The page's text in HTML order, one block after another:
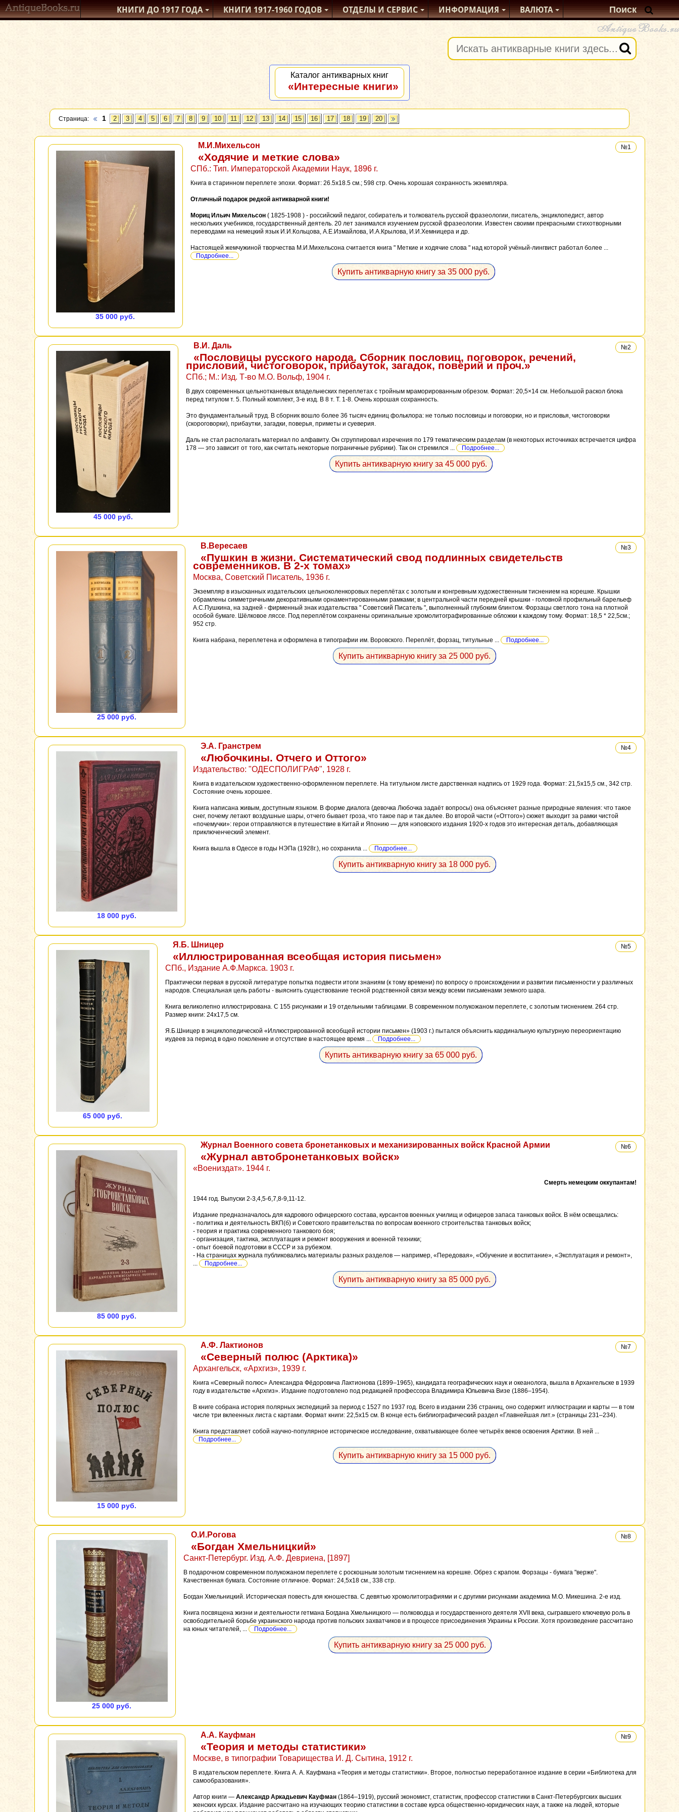
КНИГИ ДО 1917ГОДА КНИГИ1917-1960ГОДОВ ОТДЕЛЫИ СЕРВИС ИНФОРМАЦИЯ ВАЛЮТА
Каталог антикварных книг
«Интересные книги»
Страница: 1 2 3 4 5 6 7 8 9 10 11 12 13 14 15 16 17 18 19 20
№1
35 000 руб.
М.И.Михельсон
«Ходячие и меткие слова»
СПб.: Тип. Императорской Академии Наук, 1896 г.
Книга в старинном переплете эпохи. Формат: 26.5x18.5 см.; 598 стр. Очень хорошая сохранность экземпляра.
Отличный подарок редкой антикварной книги!
Мориц Ильич Михельсон( 1825-1908 ) - российский педагог, собиратель и толкователь русской фразеологии, писатель, энциклопедист, автор
нескольких учебников, государственный деятель. 20 лет занимался изучением русской фразеологии. Известен своими прекрасными стихотворными
переводами на немецкий язык И.И.Кольцова, А.Е.Измайлова, И.А.Крылова, И.И.Хемницера и др.
Настоящей жемчужиной творчества М.И.Михельсона считается книга " Меткие и ходячие слова " над которой учёный-лингвист работал более ...
Подробнее...
Купить антикварную книгу за 35 000 руб.
№2
45 000 руб.
В.И. Даль
«Пословицы русского народа. Сборник пословиц, поговорок, речений,
присловий, чистоговорок, прибауток, загадок, поверий и проч.»
СПб.; М.: Изд. Т-во М.О. Вольф, 1904 г.
В двух современных цельнотканевых владельческих переплетах с тройным мраморированным обрезом. Формат: 20,5×14 см. Небольшой раскол блока
перед титулом т. 5. Полный комплект, 3-е изд. В 8 т. Т. 1-8. Очень хорошая сохранность.
Это фундаментальный труд. В сборник вошло более 36 тысяч единиц фольклора: не только пословицы и поговорки, но и присловья, чистоговорки
(скороговорки), прибаутки, загадки, поверья, приметы и суеверия.
Даль не стал располагать материал по алфавиту. Он сгруппировал изречения по 179 тематическим разделам (в некоторых источниках встречается цифра
178 — это зависит от того, как считать некоторые пограничные рубрики). Так он стремился ...
Подробнее...
Купить антикварную книгу за 45 000 руб.
№3
25 000 руб.
В.Вересаев
«Пушкин в жизни. Систематический свод подлинных свидетельств
современников. В 2-х томах»
Москва, Советский Писатель, 1936 г.
Экземпляр в изысканных издательских цельноколенкоровых переплётах с золотым и конгревным художественным тиснением на корешке. Крышки
обрамлены симметричными декоративными орнаментированными рамками; в центральной части передней крышки - головной профильный барельеф
А.С.Пушкина, на задней - фирменный знак издательства " Советский Писатель ", выполненный глубоким блинтом. Форзацы светлого тона на плотной
особой бумаге. Шёлковое ляссе. Под переплётом сохранены оригинальные хромолитографированные обложки к каждому тому. Формат: 18,5 * 22,5см.;
952 стр.
Книга набрана, переплетена и оформлена в типографии им. Воровского. Переплёт, форзац, титульные ... Подробнее...
Купить антикварную книгу за 25 000 руб.
№4
18 000 руб.
Э.А. Гранстрем
«Любочкины. Отчего и Оттого»
Издательство: "ОДЕСПОЛИГРАФ", 1928 г.
Книга в издательском художественно-оформленном переплете. На титульном листе дарственная надпись от 1929 года. Формат: 21,5x15,5 см., 342 стр.
Состояние очень хорошее.
Книга написана живым, доступным языком. В форме диалога (девочка Любочка задаёт вопросы) она объясняет разные природные явления: что такое
снег, почему летают воздушные шары, отчего бывает гроза, что такое пар и так далее. Во второй части («Оттого») сюжет выходит за рамки чистой
«почемучки»: герои отправляются в путешествие в Китай и Японию — для нэповского издания 1920-х годов это интересная деталь, добавляющая
приключенческий элемент.
Книга вышла в Одессе в годы НЭПа (1928г.), но сохранила ... Подробнее...
Купить антикварную книгу за 18 000 руб.
№5
65 000 руб.
Я.Б. Шницер
«Иллюстрированная всеобщая история письмен»
СПб., Издание А.Ф.Маркса. 1903 г.
Практически первая в русской литературе попытка подвести итоги знаниям (к тому времени) по вопросу о происхождении и развитии письменности у различных
народов. Специальная цель работы - выяснить существование тесной родственной связи между всеми письменами земного шара.
Книга великолепно иллюстрирована. С 155 рисунками и 19 отдельными таблицами. В современном полукожаном переплете, с золотым тиснением. 264 стр.
Размер книги: 24x17,5 см.
Я.Б.Шницер в энциклопедической «Иллюстрированной всеобщей истории письмен» (1903 г.) пытался объяснить кардинальную культурную переориентацию
иудеев за период в одно поколение и отсутствие в настоящее время ...
Подробнее...
Купить антикварную книгу за 65 000 руб.
№6
85 000 руб.
Журнал Военного совета бронетанковых и механизированных войск Красной Армии
«Журнал автобронетанковых войск»
«Воениздат». 1944 г.
Смерть немецким оккупантам!
1944 год. Выпуски 2-3,4,5-6,7,8-9,11-12.
Издание предназначалось для кадрового офицерского состава, курсантов военных училищ и офицеров запаса танковых войск. В нём освещались:
- политика и деятельность ВКП(б) и Советского правительства по вопросам военного строительства танковых войск;
- теория и практика современного танкового боя;
- организация, тактика, эксплуатация и ремонт вооружения и военной техники;
- опыт боевой подготовки в СССР и за рубежом.
- На страницах журнала публиковались материалы разных разделов — например, «Передовая», «Обучение и воспитание», «Эксплуатация и ремонт»,
...
Подробнее...
Купить антикварную книгу за 85 000 руб.
№7
15 000 руб.
А.Ф. Лактионов
«Северный полюс (Арктика)»
Архангельск, «Архгиз», 1939 г.
Книга «Северный полюс» Александра Фёдоровича Лактионова (1899–1965), кандидата географических наук и океанолога, вышла в Архангельске в 1939
году в издательстве «Архгиз». Издание подготовлено под редакцией профессора Владимира Юльевича Визе (1886–1954).
В книге собрана история полярных экспедиций за период с 1527 по 1937 год. Всего в издании 236 страниц, оно содержит иллюстрации и карты — в том
числе три вклеенных листа с картами. Формат книги: 22,5x15 см. В конце есть библиографический раздел «Главнейшая лит.» (страницы 231–234).
Книга представляет собой научно-популярное историческое исследование, охватывающее более четырёх веков освоения Арктики. В ней ...
Подробнее...
Купить антикварную книгу за 15 000 руб.
№8
25 000 руб.
О.И.Рогова
«Богдан Хмельницкий»
Санкт-Петербург. Изд. А.Ф. Девриена, [1897]
В подарочном современном полукожаном переплете с роскошным золотым тиснением на корешке. Обрез с крапом. Форзацы - бумага "верже".
Качественная бумага. Состояние отличное. Формат: 24,5x18 см., 338 стр.
Богдан Хмельницкий. Историческая повесть для юношества. С девятью хромолитографиями и с другими рисунками академика М.О. Микешина. 2-е изд.
Книга посвящена жизни и деятельности гетмана Богдана Хмельницкого — полководца и государственного деятеля XVII века, сыгравшего ключевую роль в
освободительной борьбе украинского народа против польских захватчиков и в процессе присоединения Украины к России. Хотя произведение рассчитано
на юных читателей, ...
Подробнее...
Купить антикварную книгу за 25 000 руб.
№9
А.А. Кауфман
«Теория и методы статистики»
Москве, в типографии Товарищества И. Д. Сытина, 1912 г.
В издательском переплете. Книга А. А. Кауфмана «Теория и методы статистики». Второе, полностью переработанное издание в серии «Библиотека для
самообразования».
Автор книги — Александр Аркадьевич Кауфман(1864–1919), русский экономист, статистик, профессор статистики в Санкт‑Петербургских высших
женских курсах. Издание рассчитано на изучающих теорию статистики в составе курса общественно‑юридических наук, а также на людей, которые